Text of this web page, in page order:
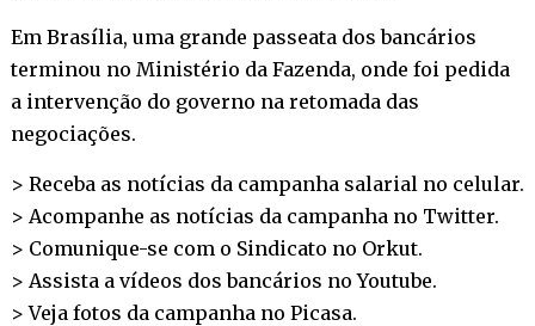
Em Brasília, uma grande passeata dos bancários
terminou no Ministério da Fazenda, onde foi pedida
a intervenção do governo na retomada das
negociações.
> Receba as notícias da campanha salarial no celular.
> Acompanhe as notícias da campanha no Twitter.
> Comunique-se com o Sindicato no Orkut.
> Assista a vídeos dos bancários noYoutube.
> Veja fotos da campanha no Picasa.